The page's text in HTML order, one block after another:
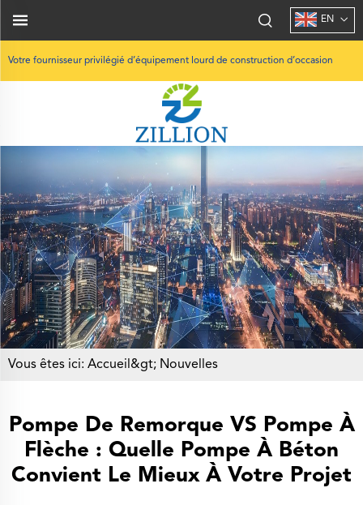
Votre fournisseur privilégié d’équipement lourd de construction d’occasion
EN
Vous êtes ici: Accueil&gt; Nouvelles
Pompe De Remorque VS Pompe À
Flèche : Quelle Pompe À Béton
Convient Le Mieux À Votre Projet